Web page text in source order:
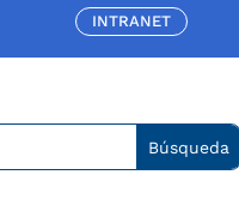
INTRANET